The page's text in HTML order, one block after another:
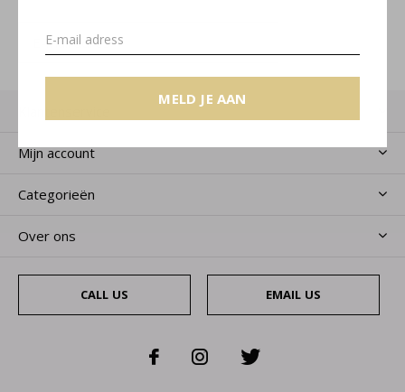
MELD JE AAN
Mijn account
Categorieën
Over ons
CALL US EMAIL US